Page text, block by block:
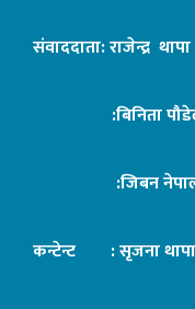
संवाददाता: राजेन्द्र थापा
:बिनिता
:जिबन
कन्टेन्ट : सृजना थापा